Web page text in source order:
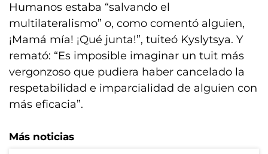
Humanos estaba “salvando el
multilateralismo” o, como comentó alguien,
¡Mamá mía! ¡Qué junta!”, tuiteó Kyslytsya. Y
remató: “Es imposible imaginar un tuit más
vergonzoso que pudiera haber cancelado la
respetabilidad e imparcialidad de alguien con
más eficacia”.
Más noticias